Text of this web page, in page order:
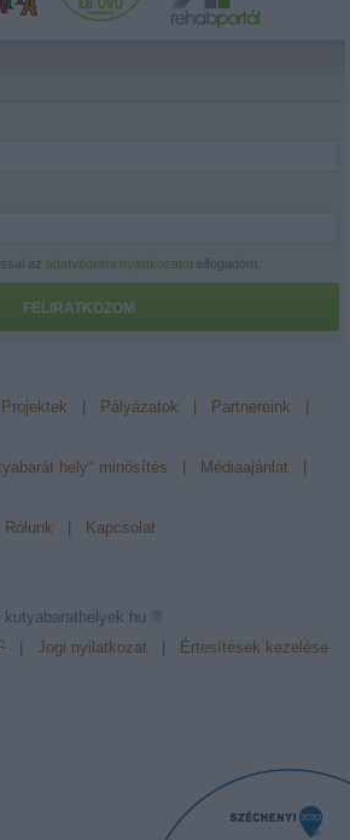
azadatvédelmi nyilatkozatot elfogadom.
FELIRATKOZOM
Projektek Pályázatok Partnereink
hely" minősítés Médiaajánlat
Rólunk Kapcsolat
kutyabarathelyek.hu ®
Jogi nyilatkozat Értesítések kezelése